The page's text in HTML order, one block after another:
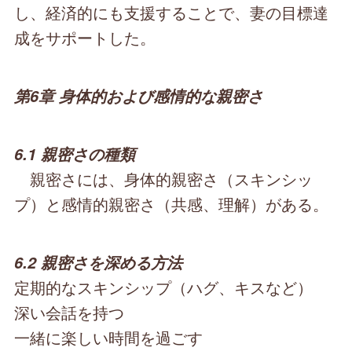
し、経済的にも支援することで、妻の目標達
成をサポートした。
第6章 身体的および感情的な親密さ
6.1 親密さの種類
親密さには、身体的親密さ（スキンシッ
プ）と感情的親密さ（共感、理解）がある。
6.2 親密さを深める方法
定期的なスキンシップ（ハグ、キスなど）
深い会話を持つ
一緒に楽しい時間を過ごす